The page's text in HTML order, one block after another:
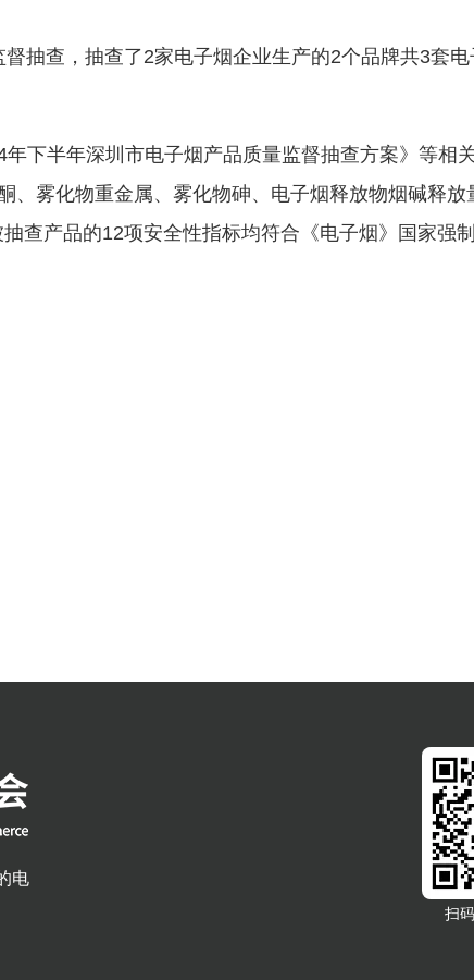
抽查，抽查了2家电子烟企业生产的2个品牌共3套
下半年深圳市电子烟产品质量监督抽查方案》等相
雾化物重金属、雾化物砷、电子烟释放物烟碱释
查产品的12项安全性指标均符合《电子烟》国家强
电
扫